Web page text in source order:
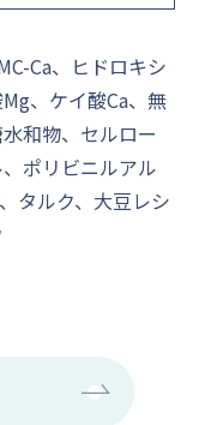
Ca、ヒドロキシ
、ケイ酸Ca、無
和物、セルロー
ポリビニルアル
タルク、大豆レシ